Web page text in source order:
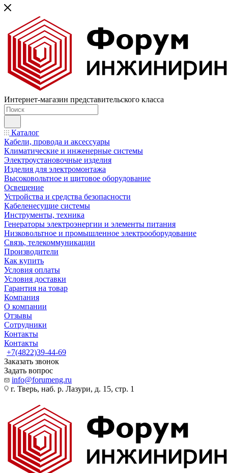
Интернет-магазин представительского класса
Каталог
Кабели, провода и аксессуары
Климатические и инженерные системы
Электроустановочные изделия
Изделия для электромонтажа
Высоковольтное и щитовое оборудование
Освещение
Устройства и средства безопасности
Кабеленесущие системы
Инструменты, техника
Генераторы электроэнергии и элементы питания
Низковольтное и промышленное электрооборудование
Связь, телекоммуникации
Производители
Как купить
Условия оплаты
Условия доставки
Гарантия на товар
Компания
О компании
Отзывы
Сотрудники
Контакты
Контакты
+7(4822)39-44-69
Заказать звонок
Задать вопрос
info@forumeng.ru
г. Тверь, наб. р. Лазури, д. 15, стр. 1